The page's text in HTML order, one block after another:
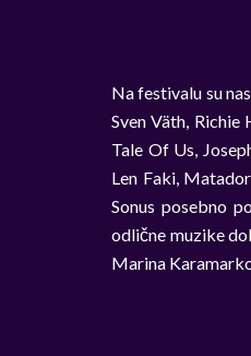
Na festivalu su
Sven Väth,
Tale Of Us,
Len Faki,
Sonus posebno
odlične muzike
Marina